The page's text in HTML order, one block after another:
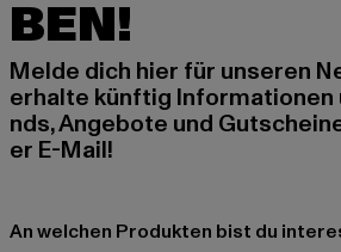
BEN!
Melde dich hier für unseren
erhalte künftig Informationen
nds, Angebote und
er E-Mail!
An welchen Produkten bist du